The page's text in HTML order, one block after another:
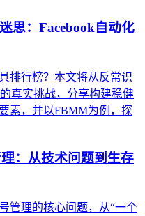
思：Facebook自动化
排行榜？本文将从反常识
真实挑战，分享构建稳健
素，并以FBMM为例，探
：从技术问题到生存
管理的核心问题，从“一个